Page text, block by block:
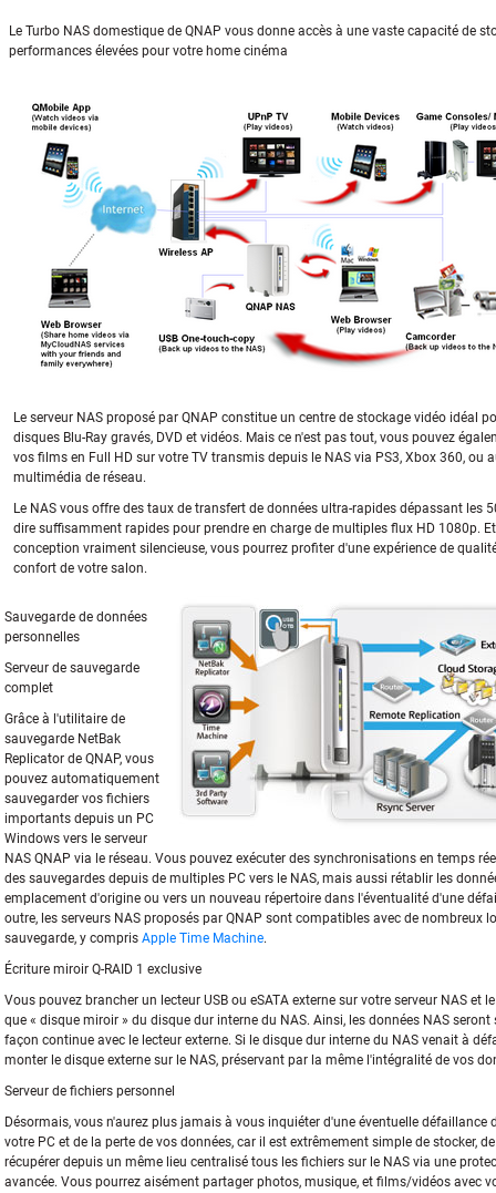
Le Turbo NAS domestique de QNAP vous donne accès à une vaste capacité de
performances élevées pour votre home cinéma
Le serveur NAS proposé par QNAP constitue un centre de stockage vidéo idéal
disques Blu-Ray gravés, DVD et vidéos. Mais ce n'est pas tout, vous pouvez
vos films en Full HD sur votre TV transmis depuis le NAS via PS3, Xbox 360, ou
multimédia de réseau.
Le NAS vous offre des taux de transfert de données ultra-rapides dépassant les
dire suffisamment rapides pour prendre en charge de multiples flux HD 1080p.
conception vraiment silencieuse, vous pourrez profiter d'une expérience de
confort de votre salon.
Sauvegarde de données
personnelles
Serveur de sauvegarde
complet
Grâce à l'utilitaire de
sauvegarde NetBak
Replicator de QNAP, vous
pouvez automatiquement
sauvegarder vos fichiers
importants depuis un PC
Windows vers le serveur
NAS QNAP via le réseau. Vous pouvez exécuter des synchronisations en temps
des sauvegardes depuis de multiples PC vers le NAS, mais aussi rétablir les
emplacement d'origine ou vers un nouveau répertoire dans l'éventualité d'une
outre, les serveurs NAS proposés par QNAP sont compatibles avec de nombreux
sauvegarde, y compris Apple Time Machine.
Écriture miroir Q-RAID 1 exclusive
Vous pouvez brancher un lecteur USB ou eSATA externe sur votre serveur NAS et
que « disque miroir » du disque dur interne du NAS. Ainsi, les données NAS seront
façon continue avec le lecteur externe. Si le disque dur interne du NAS venait à
monter le disque externe sur le NAS, préservant par la même l'intégralité de vos
Serveur de fichiers personnel
Désormais, vous n'aurez plus jamais à vous inquiéter d'une éventuelle défaillance
votre PC et de la perte de vos données, car il est extrêmement simple de stocker,
récupérer depuis un même lieu centralisé tous les fichiers sur le NAS via une
avancée. Vous pourrez aisément partager photos, musique, et films/vidéos avec